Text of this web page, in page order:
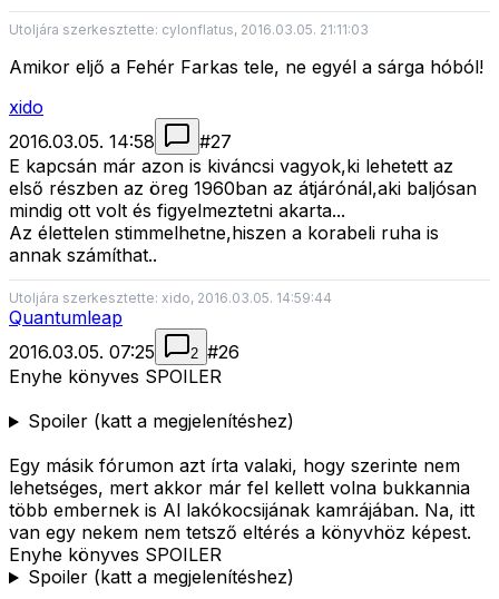
Utoljára szerkesztette: cylonflatus, 2016.03.05. 21:11:03
Amikor eljő a Fehér Farkas tele, ne egyél a sárga hóból!
xido
2016.03.05. 14:58
#27
E kapcsán már azon is kiváncsi vagyok,ki lehetett az
első részben az öreg 1960ban az átjárónál,aki baljósan
mindig ott volt és figyelmeztetni akarta...
Az élettelen stimmelhetne,hiszen a korabeli ruha is
annak számíthat..
Utoljára szerkesztette: xido, 2016.03.05. 14:59:44
Quantumleap
2016.03.05. 07:25
2 #26
Enyhe könyves SPOILER
Spoiler (katt a megjelenítéshez)
Egy másik fórumon azt írta valaki, hogy szerinte nem
lehetséges, mert akkor már fel kellett volna bukkannia
több embernek is Al lakókocsijának kamrájában. Na, itt
van egy nekem nem tetsző eltérés a könyvhöz képest.
Enyhe könyves SPOILER
Spoiler (katt a megjelenítéshez)